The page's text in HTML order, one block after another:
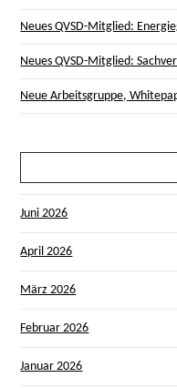
Neues QVSD-Mitglied:
Neues QVSD-Mitglied:
Neue Arbeitsgruppe,
Juni 2026
April 2026
März 2026
Februar 2026
Januar 2026